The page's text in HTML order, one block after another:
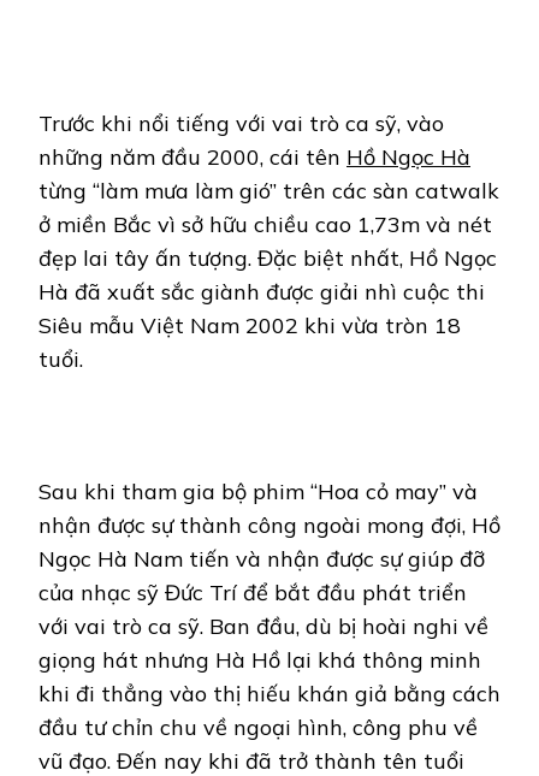
Trước khi nổi tiếng với vai trò ca sỹ, vào
những năm đầu 2000, cái tên Hồ Ngọc Hà
từng “làm mưa làm gió” trên các sàn catwalk
ở miền Bắc vì sở hữu chiều cao 1,73m và nét
đẹp lai tây ấn tượng. Đặc biệt nhất, Hồ Ngọc
Hà đã xuất sắc giành được giải nhì cuộc thi
Siêu mẫu Việt Nam 2002 khi vừa tròn 18
tuổi.
Sau khi tham gia bộ phim “Hoa cỏ may” và
nhận được sự thành công ngoài mong đợi, Hồ
Ngọc Hà Nam tiến và nhận được sự giúp đỡ
của nhạc sỹ Đức Trí để bắt đầu phát triển
với vai trò ca sỹ. Ban đầu, dù bị hoài nghi về
giọng hát nhưng Hà Hồ lại khá thông minh
khi đi thẳng vào thị hiếu khán giả bằng cách
đầu tư chỉn chu về ngoại hình, công phu về
vũ đạo. Đến nay khi đã trở thành tên tuổi